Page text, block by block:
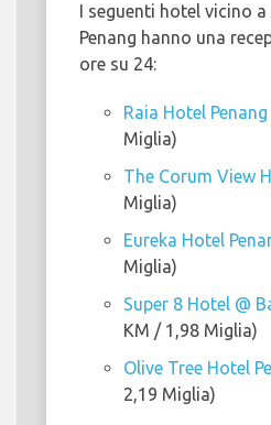
I seguenti hotel vicino
Penang hanno una
ore su 24:
Raia Hotel Penang
Miglia)
The Corum View
Miglia)
Eureka Hotel
Miglia)
Super 8 Hotel @
KM / 1,98 Miglia)
Olive Tree Hotel
2,19 Miglia)